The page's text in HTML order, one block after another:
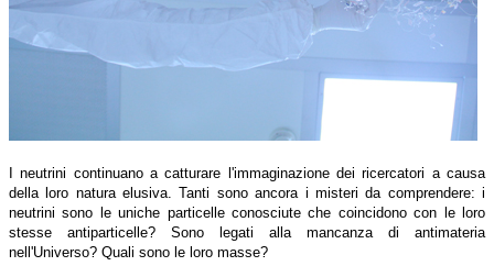
I neutrini continuano a catturare l'immaginazione dei ricercatori a causa
della loro natura elusiva. Tanti sono ancora i misteri da comprendere: i
neutrini sono le uniche particelle conosciute che coincidono con le loro
stesse antiparticelle? Sono legati alla mancanza di antimateria
nell'Universo? Quali sono le loro masse?